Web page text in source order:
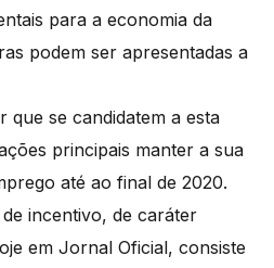
para a economia da
podem ser apresentadas a
que se candidatem a esta
principais manter a sua
até ao final de 2020.
incentivo, de caráter
em Jornal Oficial, consiste